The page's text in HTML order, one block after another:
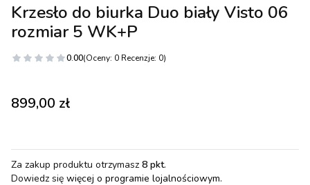
Krzesło do biurka Duo biały Visto 06
rozmiar 5 WK+P
0.00(Oceny: 0 Recenzje: 0)
Cena
899,00 zł
Za zakup produktu otrzymasz 8 pkt.
Dowiedz się więcej o programie lojalnościowym.